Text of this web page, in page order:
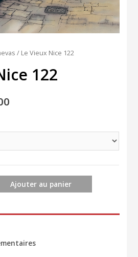
/ Le Vieux Nice 122
122
Ajouter au panier